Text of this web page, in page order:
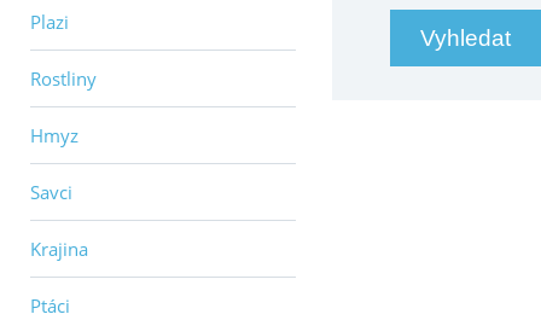
Plazi
Rostliny
Hmyz
Savci
Krajina
Ptáci